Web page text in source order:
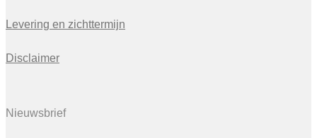
Levering en zichttermijn
Disclaimer
Nieuwsbrief